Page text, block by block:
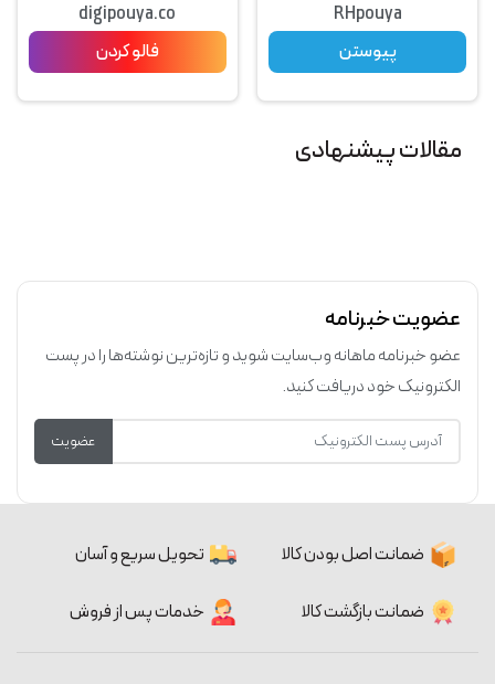
RHpouya
پیوستن
digipouya.co
فالو کردن
مقالات پیشنهادی
عضویت خبرنامه
عضو خبرنامه ماهانه وب‌سایت شوید و تازه‌ترین نوشته‌ها را در پست
الکترونیک خود دریافت کنید.
عضویت
ضمانت اصل بودن کالا تحویل سریع و آسان
ضمانت بازگشت کالا خدمات پس از فروش